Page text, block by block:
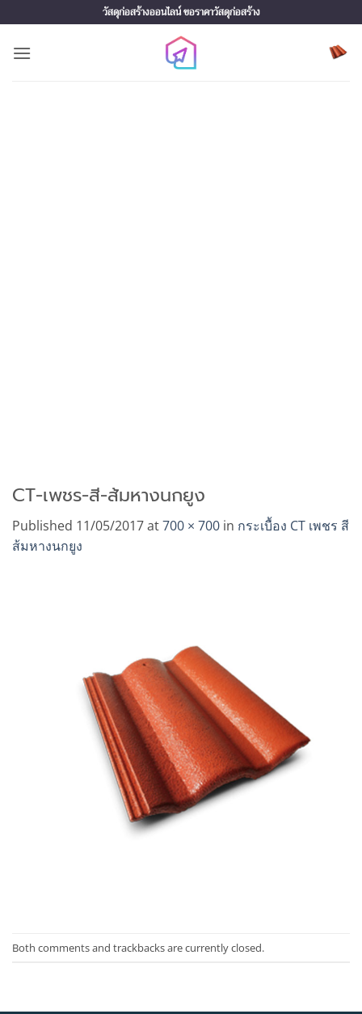
to
content
วัสดุก่อสร้างออนไลน์ ขอราคาวัสดุก่อสร้าง
CT-เพชร-สี-ส้มหางนกยูง
Published 11/05/2017at700 × 700 in กระเบื้อง CT เพชร สี
ส้มหางนกยูง
Both comments and trackbacks are currently closed.